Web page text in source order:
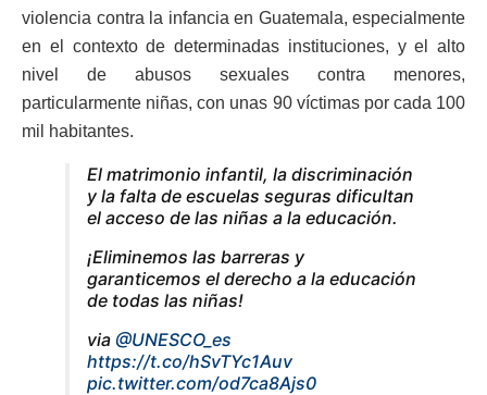
violencia contra la infancia en Guatemala, especialmente
en el contexto de determinadas instituciones, y el alto
nivel de abusos sexuales contra menores,
particularmente niñas, con unas 90 víctimas por cada 100
mil habitantes.
El matrimonio infantil, la discriminación
y la falta de escuelas seguras dificultan
el acceso de las niñas a la educación.
¡Eliminemos las barreras y
garanticemos el derecho a la educación
de todas las niñas!
via @UNESCO_es
https://t.co/hSvTYc1Auv
pic.twitter.com/od7ca8Ajs0